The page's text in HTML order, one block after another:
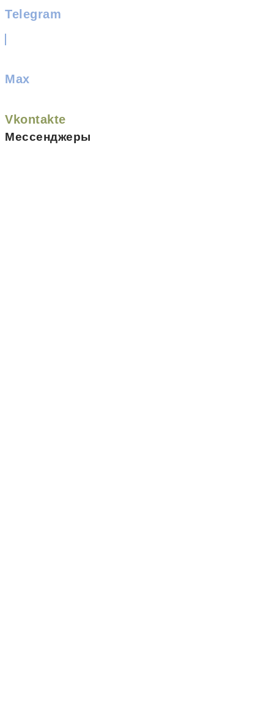
Telegram
Max
Vkontakte
Мессенджеры